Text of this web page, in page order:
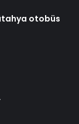
otobüs